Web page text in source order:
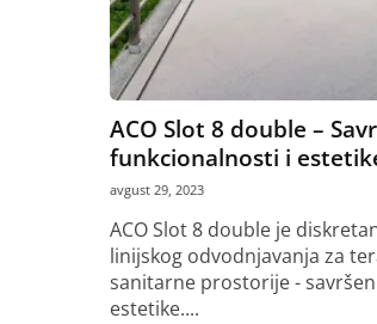
ACO Slot 8 double –
funkcionalnosti i
avgust 29, 2023
ACO Slot 8 double je
linijskog odvodnjavanja za
sanitarne prostorije -
estetike....